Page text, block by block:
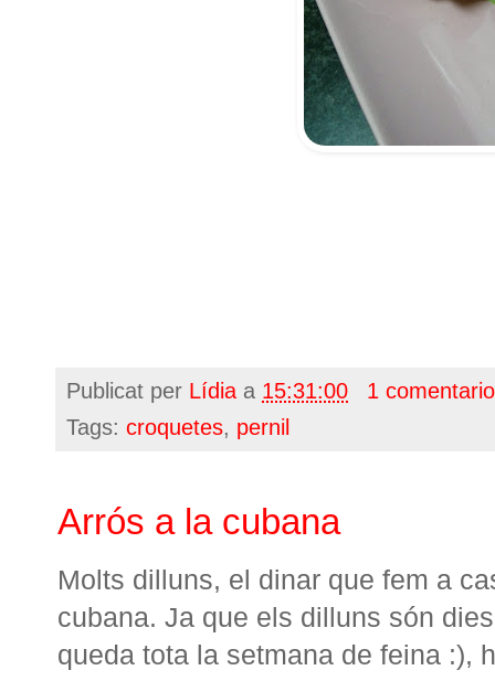
Publicat per Lídia a 15:31:00
1
Tags: croquetes, pernil
Arrós a la cubana
Molts dilluns, el dinar que fem a
cubana. Ja que els dilluns són
queda tota la setmana de feina :),